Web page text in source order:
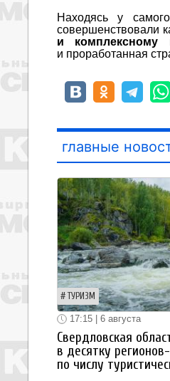
Находясь у
совершенствовали
и комплексному
и проработанная
главные
ТУРИЗМ
17:15 | 6 августа
Свердловская
в десятку
по числу